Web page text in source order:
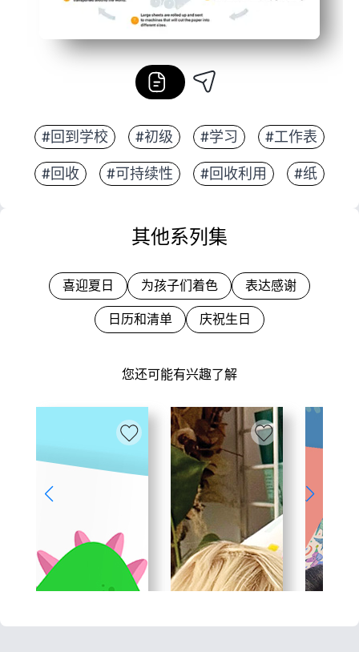
#回到学校 #初级 #学习 #工作表
#回收 #可持续性 #回收利用 #纸
您还可能有兴趣了解
其他系列集
喜迎夏日 为孩子们着色 表达感谢
日历和清单 庆祝生日